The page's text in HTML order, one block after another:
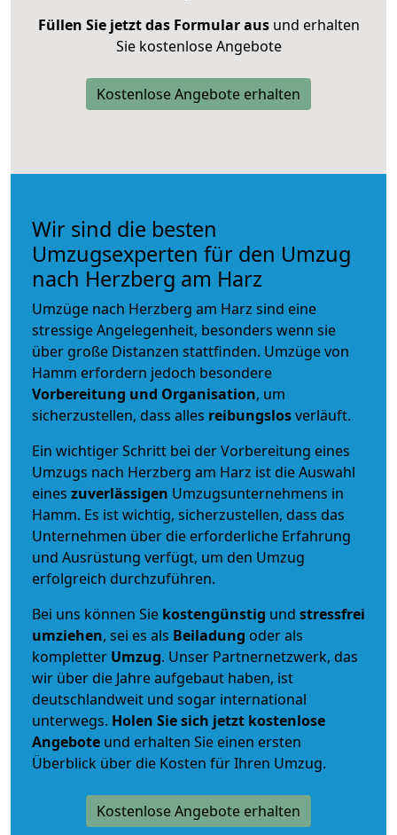
Füllen Sie jetzt das Formular ausund erhalten
Sie kostenlose Angebote
Kostenlose Angebote erhalten
Wir sind die besten
Umzugsexperten für den Umzug
nach Herzberg am Harz
Umzüge nach Herzberg am Harz sind eine
stressige Angelegenheit, besonders wenn sie
über große Distanzen stattfinden. Umzüge von
Hamm erfordern jedoch besondere
Vorbereitung und Organisation, um
sicherzustellen, dass alles reibungslosverläuft.
Ein wichtiger Schritt bei der Vorbereitung eines
Umzugs nach Herzberg am Harz ist die Auswahl
eines zuverlässigen Umzugsunternehmens in
Hamm. Es ist wichtig, sicherzustellen, dass das
Unternehmen über die erforderliche Erfahrung
und Ausrüstung verfügt, um den Umzug
erfolgreich durchzuführen.
Bei uns können Sie kostengünstig und stressfrei
umziehen, sei es als Beiladung oder als
kompletter Umzug. Unser Partnernetzwerk, das
wir über die Jahre aufgebaut haben, ist
deutschlandweit und sogar international
unterwegs. Holen Sie sich jetzt kostenlose
Angebote und erhalten Sie einen ersten
Überblick über die Kosten für Ihren Umzug.
Kostenlose Angebote erhalten